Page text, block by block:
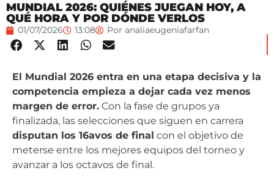
MUNDIAL 2026: QUIÉNES JUEGAN HOY, A
QUÉ HORA Y POR DÓNDE VERLOS
01/07/2026 13:08 Por analiaeugeniafarfan
El Mundial 2026 entra en una etapa decisiva y la
competencia empieza a dejar cada vez menos
margen de error. Con la fase de grupos ya
finalizada, las selecciones que siguen en carrera
disputan los 16avos de final con el objetivo de
meterse entre los mejores equipos del torneo y
avanzar a los octavos de final.